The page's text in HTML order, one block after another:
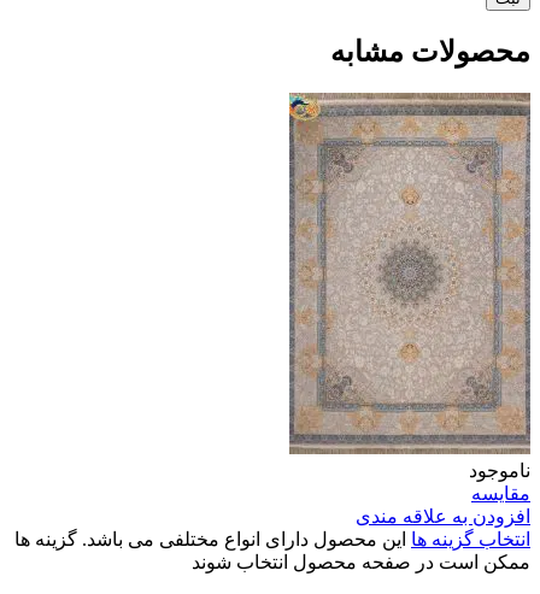
محصولات مشابه
ناموجود
مقایسه
افزودن به علاقه مندی
انتخاب گزینه ها این محصول دارای انواع مختلفی می باشد. گزینه ها
ممکن است در صفحه محصول انتخاب شوند